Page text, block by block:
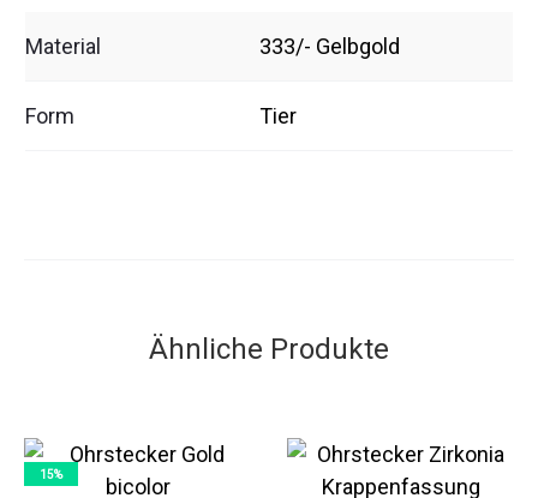
Material 333/- Gelbgold
Form Tier
Ähnliche Produkte
15%